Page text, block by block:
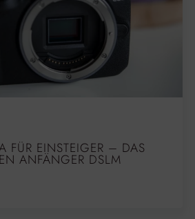
FÜR EINSTEIGER – DAS
ANFÄNGER DSLM